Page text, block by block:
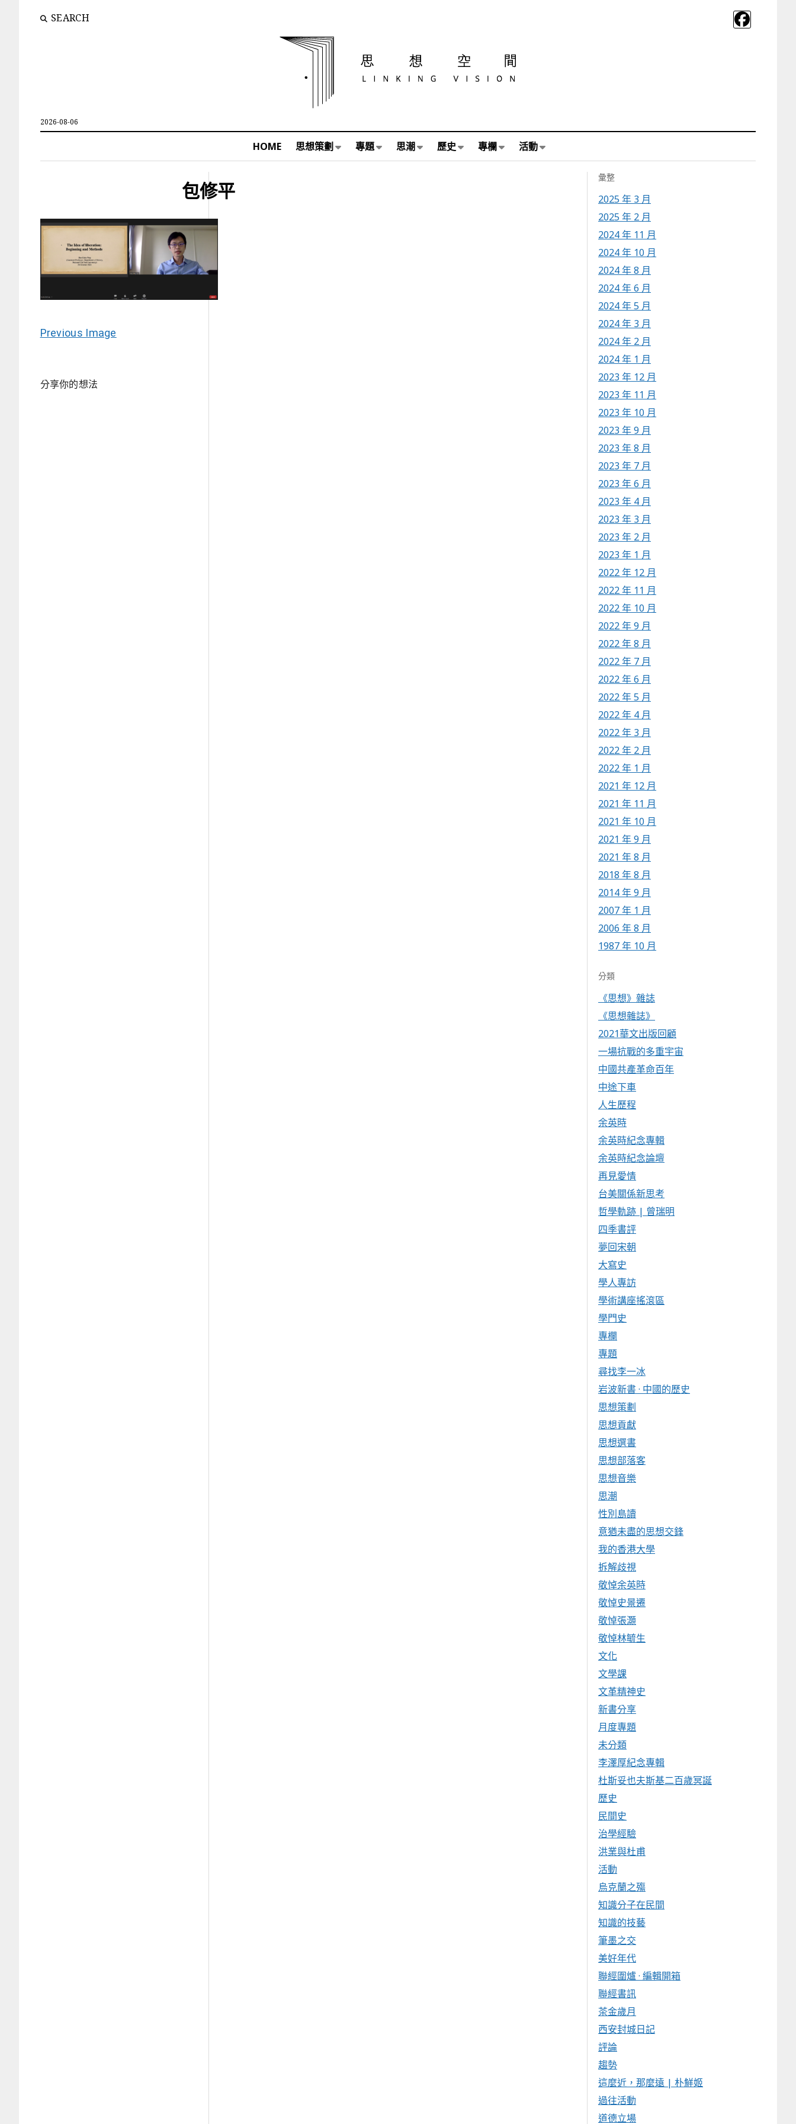
SEARCH
2026-08-06
HOME 思想策劃 專題 思潮 歷史 專欄 活動
包修平
Previous Image
分享你的想法
彙整
2025 年 3 月
2025 年 2 月
2024 年 11 月
2024 年 10 月
2024 年 8 月
2024 年 6 月
2024 年 5 月
2024 年 3 月
2024 年 2 月
2024 年 1 月
2023 年 12 月
2023 年 11 月
2023 年 10 月
2023 年 9 月
2023 年 8 月
2023 年 7 月
2023 年 6 月
2023 年 4 月
2023 年 3 月
2023 年 2 月
2023 年 1 月
2022 年 12 月
2022 年 11 月
2022 年 10 月
2022 年 9 月
2022 年 8 月
2022 年 7 月
2022 年 6 月
2022 年 5 月
2022 年 4 月
2022 年 3 月
2022 年 2 月
2022 年 1 月
2021 年 12 月
2021 年 11 月
2021 年 10 月
2021 年 9 月
2021 年 8 月
2018 年 8 月
2014 年 9 月
2007 年 1 月
2006 年 8 月
1987 年 10 月
分類
《思想》雜誌
《思想雜誌》
2021華文出版回顧
一場抗戰的多重宇宙
中國共產革命百年
中途下車
人生歷程
余英時
余英時紀念專輯
余英時紀念論壇
再見愛情
台美關係新思考
哲學軌跡 | 曾瑞明
四季書評
夢回宋朝
大寫史
學人專訪
學術講座搖滾區
學門史
專欄
專題
尋找李一冰
岩波新書 · 中國的歷史
思想策劃
思想貢獻
思想選書
思想部落客
思想音樂
思潮
性別島讀
意猶未盡的思想交鋒
我的香港大學
拆解歧視
敬悼余英時
敬悼史景遷
敬悼張灝
敬悼林毓生
文化
文學課
文革精神史
新書分享
月度專題
未分類
李澤厚紀念專輯
杜斯妥也夫斯基二百歲冥誕
歷史
民間史
治學經驗
洪業與杜甫
活動
烏克蘭之殤
知識分子在民間
知識的技藝
筆墨之交
美好年代
聯經圍爐 · 編輯開箱
聯經書訊
茶金歲月
西安封城日記
評論
趨勢
這麼近，那麼遠 | 朴鮮姬
過往活動
道德立場